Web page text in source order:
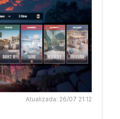
Atualizada: 26/07 21:12